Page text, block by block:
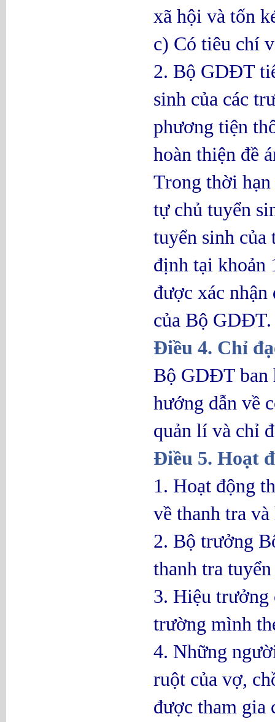
xã hội và tốn
c) Có tiêu chí
2. Bộ GDĐT
sinh của các
phương tiện
hoàn thiện đề
Trong thời
tự chủ tuyển
tuyển sinh của
định tại khoản
được xác
của Bộ GDĐT.
Điều 4. Chỉ
Bộ GDĐT ban
hướng dẫn về
quản lí và chỉ
Điều 5. Hoạt
1. Hoạt động
về thanh tra
2. Bộ trưởng
thanh tra
3. Hiệu trưởng
trường mình
4. Những
ruột của vợ,
được tham gia